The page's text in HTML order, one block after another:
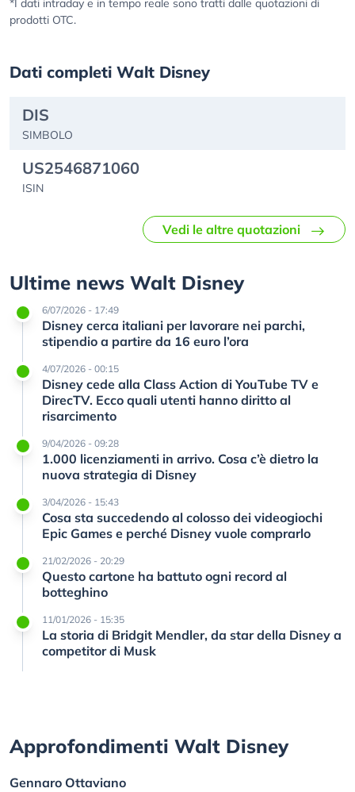
*I dati intraday e in tempo reale sono tratti dalle quotazioni di
prodotti OTC.
Dati completi Walt Disney
DIS
SIMBOLO
US2546871060
ISIN
Vedi le altre quotazioni
Ultime news Walt Disney
6/07/2026 - 17:49
Disney cerca italiani per lavorare nei parchi,
stipendio a partire da 16 euro l’ora
4/07/2026 - 00:15
Disney cede alla Class Action di YouTube TV e
DirecTV. Ecco quali utenti hanno diritto al
risarcimento
9/04/2026 - 09:28
1.000 licenziamenti in arrivo. Cosa c’è dietro la
nuova strategia di Disney
3/04/2026 - 15:43
Cosa sta succedendo al colosso dei videogiochi
Epic Games e perché Disney vuole comprarlo
21/02/2026 - 20:29
Questo cartone ha battuto ogni record al
botteghino
11/01/2026 - 15:35
La storia di Bridgit Mendler, da star della Disney a
competitor di Musk
Approfondimenti Walt Disney
Gennaro Ottaviano